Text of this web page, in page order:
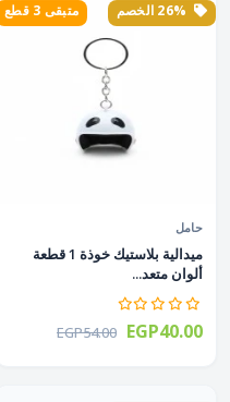
متبقى 3 قطع
حامل
ميدالية بلاستيك خوذة 1 قطعة
ألوان متعد...
EGP54.00 EGP40.00